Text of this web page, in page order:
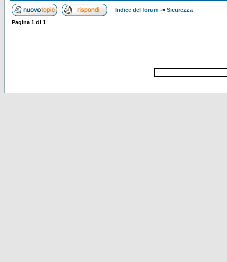
Indice del forum -> Sicurezza
Pagina 1 di 1